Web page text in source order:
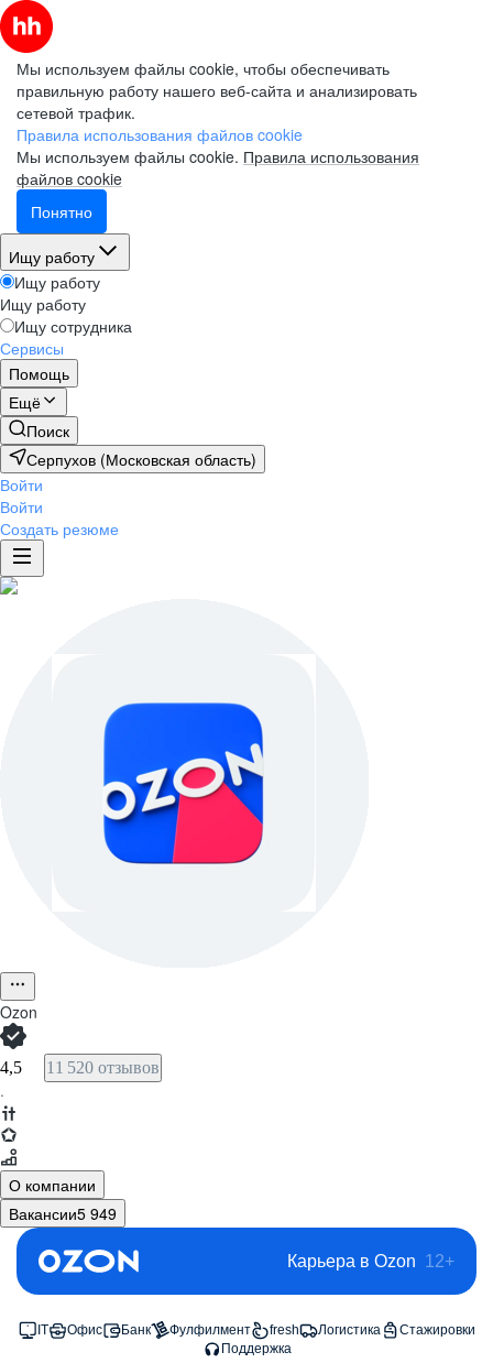
Мы используем файлы cookie, чтобы обеспечивать
правильную работу нашего веб-сайта и анализировать
сетевой трафик.
Правила использования файлов cookie
Мы используем файлы cookie. Правила использования
файлов cookie
Понятно
Ищу работу
Ищу работу
Ищу работу
Ищу сотрудника
Сервисы
Помощь
Ещё
Поиск
Серпухов (Московская область)
Войти
Войти
Создать резюме
Ozon
4,5 11 520 отзывов
·
О компании
Вакансии5 949
Карьера в Ozon 12+
IT Офис Банк Фулфилмент fresh Логистика
Стажировки
Поддержка